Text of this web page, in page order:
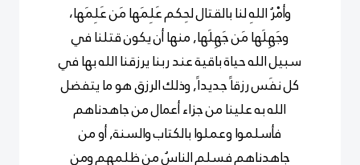
وأمْرُ اللهِ لنا بالقتال لحِكم عَلِمَها مَن عَلِمَها،
وجَهِلَها مَن جَهِلَها, منها أن يكون قتلنا في
سبيل الله حياة باقية عند ربنا يرزقنا الله بها في
كل نفَس رزقاً جديداً, وذلك الرزق هو ما يتفضل
الله به علينا من جزاء أعمال من جاهدناهم
فأسلموا وعملوا بالكتاب والسنة, أو من
جاهدناهم فسلِم الناسُ من ظلمهم ومن